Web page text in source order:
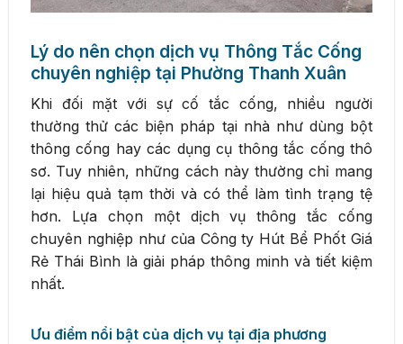
Lý do nên chọn dịch vụ Thông Tắc Cống
chuyên nghiệp tại Phường Thanh Xuân
Khi đối mặt với sự cố tắc cống, nhiều người
thường thử các biện pháp tại nhà như dùng bột
thông cống hay các dụng cụ thông tắc cống thô
sơ. Tuy nhiên, những cách này thường chỉ mang
lại hiệu quả tạm thời và có thể làm tình trạng tệ
hơn. Lựa chọn một dịch vụ thông tắc cống
chuyên nghiệp như của Công ty Hút Bể Phốt Giá
Rẻ Thái Bình là giải pháp thông minh và tiết kiệm
nhất.
Ưu điểm nổi bật của dịch vụ tại địa phương